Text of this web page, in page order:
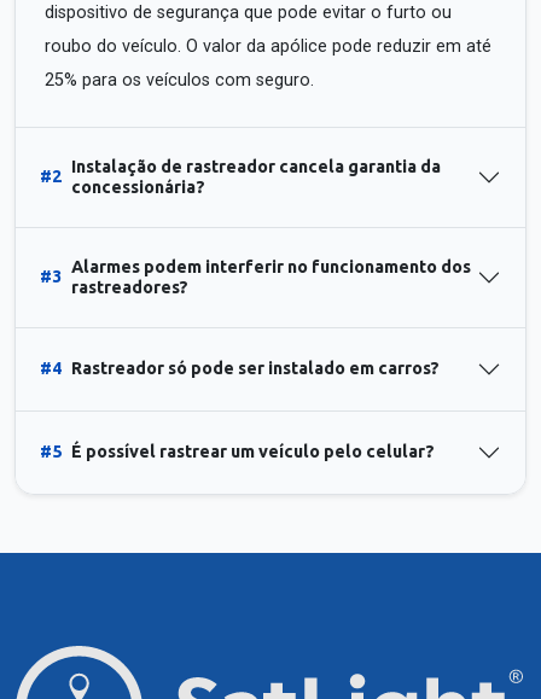
dispositivo de segurança que pode evitar o furto ou
roubo do veículo. O valor da apólice pode reduzir em até
25% para os veículos com seguro.
#2
Instalação de rastreador cancela garantia da
concessionária?
#3
Alarmes podem interferir no funcionamento dos
rastreadores?
#4 Rastreador só pode ser instalado em carros?
#5 É possível rastrear um veículo pelo celular?